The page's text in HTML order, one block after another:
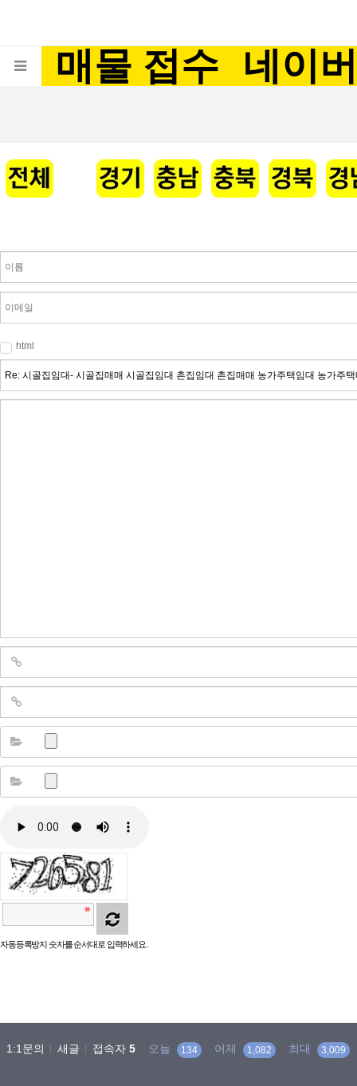
매물 접수 네이
html
자동등록방지 숫자를 순서대로 입력하세요.
1:1문의 새글 접속자 5 오늘 134 어제 1,082 최대 3,009